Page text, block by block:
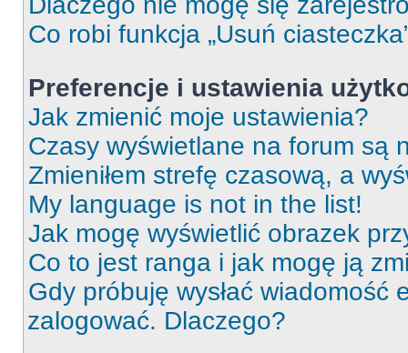
Co robi funkcja „Usuń
Preferencje i ustawienia
Jak zmienić moje ustawienia?
Czasy wyświetlane na forum są
Zmieniłem strefę czasową, a
My language is not in the list!
Jak mogę wyświetlić obrazek
Co to jest ranga i jak mogę ją
Gdy próbuję wysłać wiadomość
zalogować. Dlaczego?